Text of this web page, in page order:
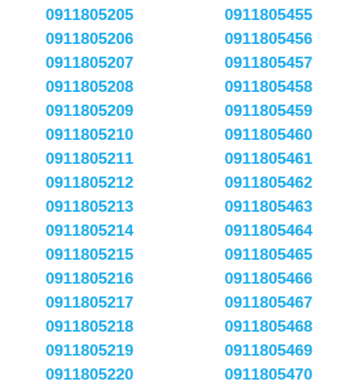
0911805205
0911805206
0911805207
0911805208
0911805209
0911805210
0911805211
0911805212
0911805213
0911805214
0911805215
0911805216
0911805217
0911805218
0911805219
0911805220
0911805455
0911805456
0911805457
0911805458
0911805459
0911805460
0911805461
0911805462
0911805463
0911805464
0911805465
0911805466
0911805467
0911805468
0911805469
0911805470